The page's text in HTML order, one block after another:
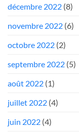
décembre 2022 (8)
novembre 2022 (6)
octobre 2022 (2)
septembre 2022 (5)
août 2022 (1)
juillet 2022 (4)
juin 2022 (4)